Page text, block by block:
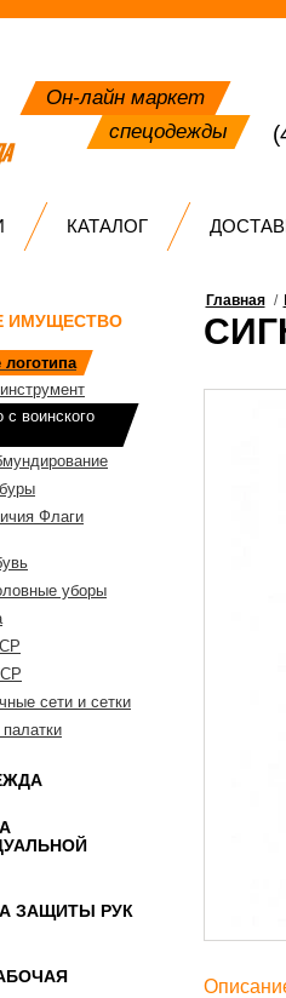
Он-лайн маркет
спецодежды
КАТАЛОГ
ИМУЩЕСТВО
логотипа
воинского
Флаги
уборы
сети и сетки
ЗАЩИТЫ РУК
Главная /